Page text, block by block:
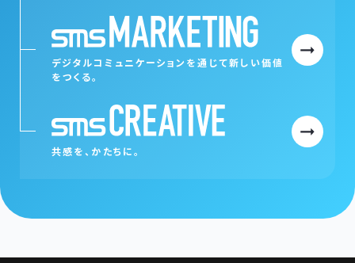
デジタルコミュニケーションを通じて新しい価値
をつくる。
共感を、かたちに。